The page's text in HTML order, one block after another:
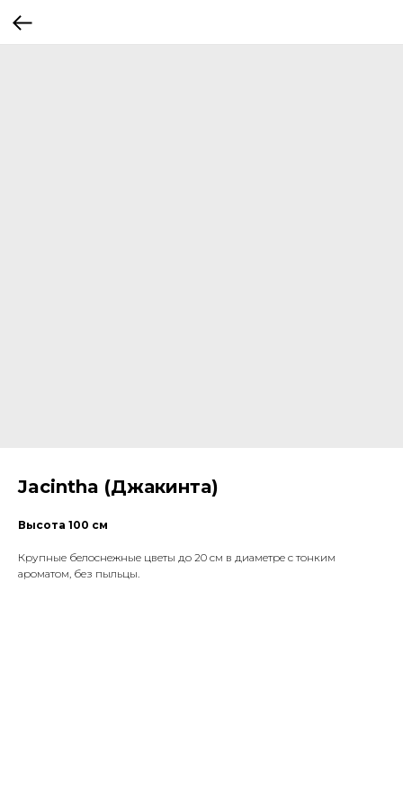
Jacintha (Джакинта)
Высота 100 см
Крупные белоснежные цветы до 20 см в диаметре с тонким
ароматом, без пыльцы.